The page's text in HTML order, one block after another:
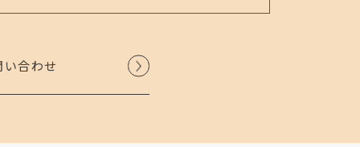
い合わせ